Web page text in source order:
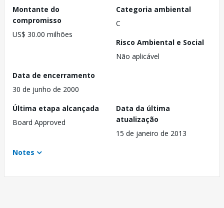
Montante do
compromisso
US$ 30.00 milhões
Categoria ambiental
C
Risco Ambiental e Social
Não aplicável
Data de encerramento
30 de junho de 2000
Última etapa alcançada
Board Approved
Data da última
atualização
15 de janeiro de 2013
Notes